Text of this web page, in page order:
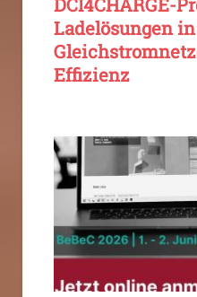
DCI4CHARGE-
Ladelösungen
Effizienz